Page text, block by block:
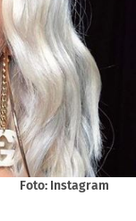
Foto: Instagram